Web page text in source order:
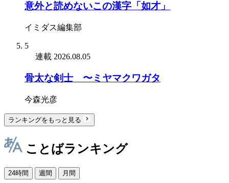
意外と読めないこの漢字「如才」
イミダス編集部
5
連載 2026.08.05
骨太な剣士 〜ミヤマクワガタ
今森光彦
ランキングをもっと見る
ことばランキング
24時間 週間 月間